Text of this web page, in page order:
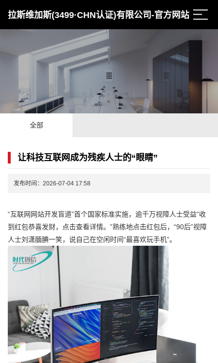
拉斯维加斯(3499·CHN认证)有限公司-官方网站
全部
让科技互联网成为残疾人士的“眼睛”
发布时间：2026-07-04 17:58
“互联网网站开发盲道”首个国家标准实施，逾千万视障人士受益“收
到红包恭喜发财，点击查看详情。”熟练地点击红包后，“90后”视障
人士刘潇腼腆一笑，说自己在空闲时间“最喜欢玩手机”。